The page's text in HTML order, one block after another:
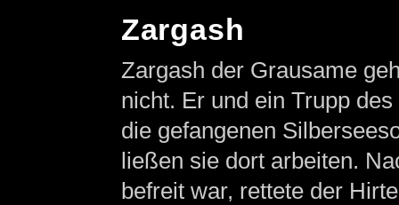
Zargash
Zargash der Grausame
nicht. Er und ein Trupp
die gefangenen
ließen sie dort arbeiten.
befreit war, rettete der